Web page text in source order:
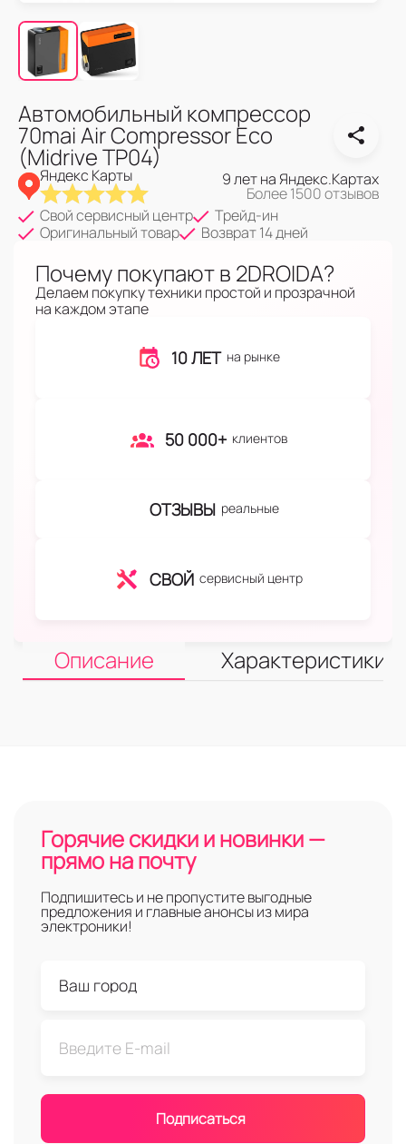
Автомобильный компрессор
70mai Air Compressor Eco
(Midrive TP04)
Яндекс Карты 9 лет на Яндекс.Картах
Более 1500 отзывов
Свой сервисный центр
Трейд-ин
Оригинальный товар
Возврат 14 дней
Почему покупают в 2DROIDA?
Делаем покупку техники простой и прозрачной
на каждом этапе
10 ЛЕТ на рынке
50 000+ клиентов
ОТЗЫВЫ реальные
СВОЙ сервисный центр
Описание Характеристики
Горячие скидки и новинки —
прямо на почту
Подпишитесь и не пропустите выгодные
предложения и главные анонсы из мира
электроники!
Подписаться